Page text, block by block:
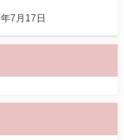
7月17日